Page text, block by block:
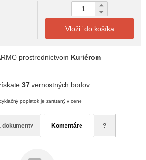
Vložiť do košíka
prostredníctvom Kuriérom
37 vernostných bodov.
poplatok je zarátaný v cene
dokumenty Komentáre ?